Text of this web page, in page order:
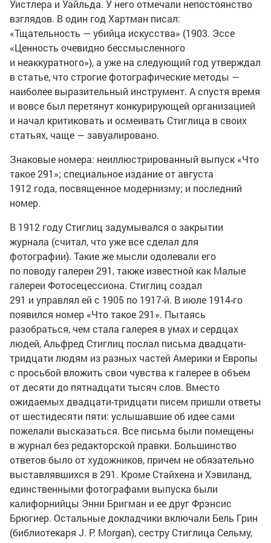
Уистлера и Уайльда. У него отмечали непостоянство
взглядов. В один год Хартман писал:
«Тщательность — убийца искусства» (1903. Эссе
«Ценность очевидно бессмысленного
и неаккуратного»), а уже на следующий год утверждал
в статье, что строгие фотографические методы —
наиболее выразительный инструмент. А спустя время
и вовсе был перетянут конкурирующей организацией
и начал критиковать и осмеивать Стиглица в своих
статьях, чаще — завуалировано.
Знаковые номера: неиллюстрированный выпуск «Что
такое 291»; специальное издание от августа
1912 года, посвященное модернизму; и последний
номер.
В 1912 году Стиглиц задумывался о закрытии
журнала (считал, что уже все сделал для
фотографии). Такие же мысли одолевали его
по поводу галереи 291, также известной как Малые
галереи Фотосецессиона. Стиглиц создал
291 и управлял ей с 1905 по 1917-й. В июле 1914-го
появился номер «Что такое 291». Пытаясь
разобраться, чем стала галерея в умах и сердцах
людей, Альфред Стиглиц послал письма двадцати-
тридцати людям из разных частей Америки и Европы
с просьбой вложить свои чувства к галерее в объем
от десяти до пятнадцати тысяч слов. Вместо
ожидаемых двадцати-тридцати писем пришли ответы
от шестидесяти пяти: услышавшие об идее сами
пожелали высказаться. Все письма были помещены
в журнал без редакторской правки. Большинство
ответов было от художников, причем не обязательно
выставлявшихся в 291. Кроме Стайхена и Хэвиланд,
единственными фотографами выпуска были
калифорнийцы Энни Бригман и ее друг Фрэнсис
Брюгиер. Остальные докладчики включали Бель Грин
(библиотекаря J. P. Morgan), сестру Стиглица Сельму,